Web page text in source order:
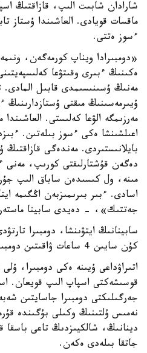
شارادان شابىت الىپ، قازاقتىڭ
ماقسات قويادى. العاشىندا ۇستاز
ءسوز ەتتى.
«دومبىرادا ويناپ كورمەگەن،
ەكىنىڭ ءبىرى وقىتۋعا
مەنىڭ ۇسىنىسىمدى قابىل المادى.
ۇيىرمەسىنىڭ مىقتى ۇستازدارىنىڭ
مەرزىمگە الۋعا كەلىستى.
اعىلشىنشا ەكى ءسوز بىلەتىن.
بايلانىستىردى. مەندەگى قازاقتىڭ
دەگەن قۇشتارلىقتى كورىپ، مەنى
اسادى. ءبىر بىرىمىزبەن اڭگىمە
جەتتىك»، - دەيدى سابينا
سابينانىڭ ايتۋىنشا، دومبىرا
كۇن سايىن 4 ساعات ۋاقىتىن دومبىرا ساباعىنا ارنايدى ەكەن.
قوسىشەكتى اسپاپ الىپ قويعان.
جەرگىلىكتى دومبىرا جاسايتىن
نەمىس ۇلتىنىڭ وكىلى بۇگىندە
جاتقا بىلەدى ەكەن.